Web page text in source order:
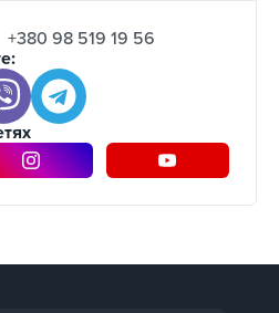
+380 98 519 19 56